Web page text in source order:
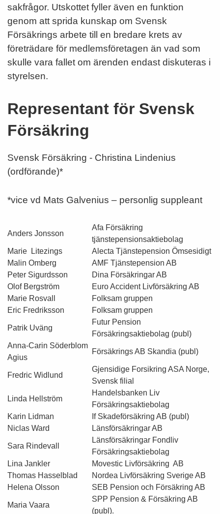
sakfrågor. Utskottet fyller även en funktion
genom att sprida kunskap om Svensk
Försäkrings arbete till en bredare krets av
företrädare för medlemsföretagen än vad som
skulle vara fallet om ärenden endast diskuteras i
styrelsen.
Representant för Svensk
Försäkring
Svensk Försäkring - Christina Lindenius
(ordförande)*
*vice vd Mats Galvenius – personlig suppleant
Anders Jonsson
Afa Försäkring
tjänstepensionsaktiebolag
Marie Litezings
Alecta Tjänstepension Ömsesidigt
Malin Omberg
AMF Tjänstepension AB
Peter Sigurdsson
Dina Försäkringar AB
Olof Bergström
Euro Accident Livförsäkring AB
Marie Rosvall
Folksam gruppen
Eric Fredriksson
Folksam gruppen
Patrik Uväng
Futur Pension
Försäkringsaktiebolag (publ)
Anna-Carin Söderblom
Agius
Försäkrings AB Skandia (publ)
Fredric Widlund
Gjensidige Forsikring ASA Norge,
Svensk filial
Linda Hellström
Handelsbanken Liv
Försäkringsaktiebolag
Karin Lidman
If Skadeförsäkring AB (publ)
Niclas Ward
Länsförsäkringar AB
Sara Rindevall
Länsförsäkringar Fondliv
Försäkringsaktiebolag
Lina Jankler
Movestic Livförsäkring AB
Thomas Hasselblad
Nordea Livförsäkring Sverige AB
Helena Olsson
SEB Pension och Försäkring AB
Maria Vaara
SPP Pension & Försäkring AB
(publ).